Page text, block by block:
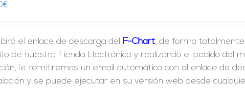
€
el enlace de descarga del F-Chart, de forma
de nuestra Tienda Electrónica y realizando el pedido del
le remitiremos un email automático con el enlace de
y se puede ejecutar en su versión web desde